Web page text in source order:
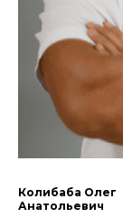
Колибаба Олег
Анатольевич